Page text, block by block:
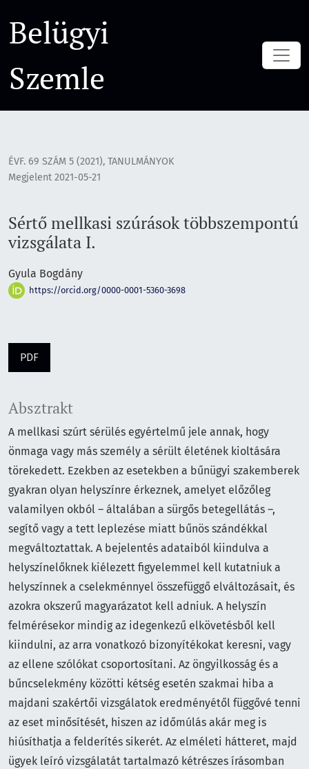
Belügyi
Szemle
ÉVF. 69 SZÁM 5 (2021), TANULMÁNYOK
Sértő mellkasi szúrások többszempontú
vizsgálata I.
Megjelent 2021-05-21
Gyula Bogdány
https://orcid.org/0000-0001-5360-3698
PDF
Absztrakt
A mellkasi szúrt sérülés egyértelmű jele annak, hogy
önmaga vagy más személy a sérült életének kioltására
törekedett. Ezekben az esetekben a bűnügyi szakemberek
gyakran olyan helyszínre érkeznek, amelyet előzőleg
valamilyen okból – általában a sürgős betegellátás –,
segítő vagy a tett leplezése miatt bűnös szándékkal
megváltoztattak. A bejelentés adataiból kiindulva a
helyszínelőknek kiélezett figyelemmel kell kutatniuk a
helyszínnek a cselekménnyel összefüggő elváltozásait, és
azokra okszerű magyarázatot kell adniuk. A helyszín
felmérésekor mindig az idegenkezű elkövetésből kell
kiindulni, az arra vonatkozó bizonyítékokat keresni, vagy
az ellene szólókat csoportosítani. Az öngyilkosság és a
bűncselekmény közötti kétség esetén szakmai hiba a
majdani szakértői vizsgálatok eredményétől függővé tenni
az eset minősítését, hiszen az időmúlás akár meg is
hiúsíthatja a felderítés sikerét. Az elméleti hátteret, majd
ügyek leíró vizsgálatát tartalmazó kétrészes írásomban